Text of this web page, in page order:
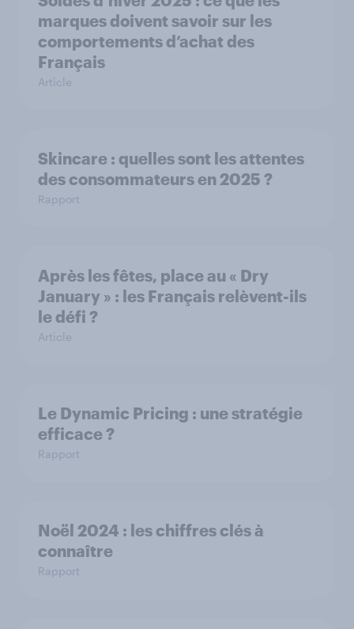
marques doivent savoir sur les
comportements d’achat des
Français
Article
Skincare : quelles sont les attentes
des consommateurs en 2025 ?
Rapport
Après les fêtes, place au « Dry
January » : les Français relèvent-ils
le défi ?
Article
Le Dynamic Pricing : une stratégie
efficace ?
Rapport
Noël 2024 : les chiffres clés à
connaître
Rapport